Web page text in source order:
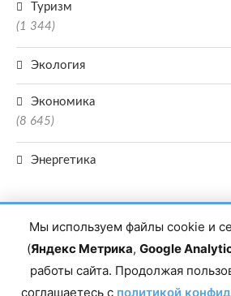
Туризм
(1 344)
Экология
Экономика
(8 645)
Энергетика
Главный редактор сетевого издания Магомаев
редакции: 8(988)-292-94-34 Почта:
Мы используем файлы cookie и
(Яндекс Метрика, Google
работы сайта. Продолжая
соглашаетесь с политикой